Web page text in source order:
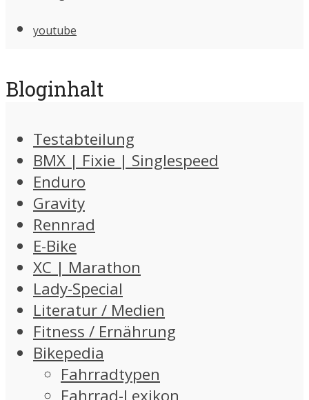
youtube
Bloginhalt
Testabteilung
BMX | Fixie | Singlespeed
Enduro
Gravity
Rennrad
E-Bike
XC | Marathon
Lady-Special
Literatur / Medien
Fitness / Ernährung
Bikepedia
Fahrradtypen
Fahrrad-Lexikon